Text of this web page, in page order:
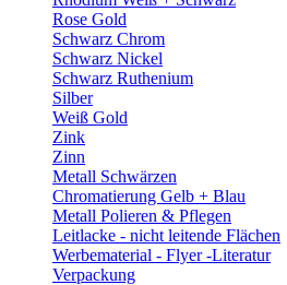
Rose Gold
Schwarz Chrom
Schwarz Nickel
Schwarz Ruthenium
Silber
Weiß Gold
Zink
Zinn
Metall Schwärzen
Chromatierung Gelb + Blau
Metall Polieren & Pflegen
Leitlacke - nicht leitende Flächen
Werbematerial - Flyer -Literatur
Verpackung